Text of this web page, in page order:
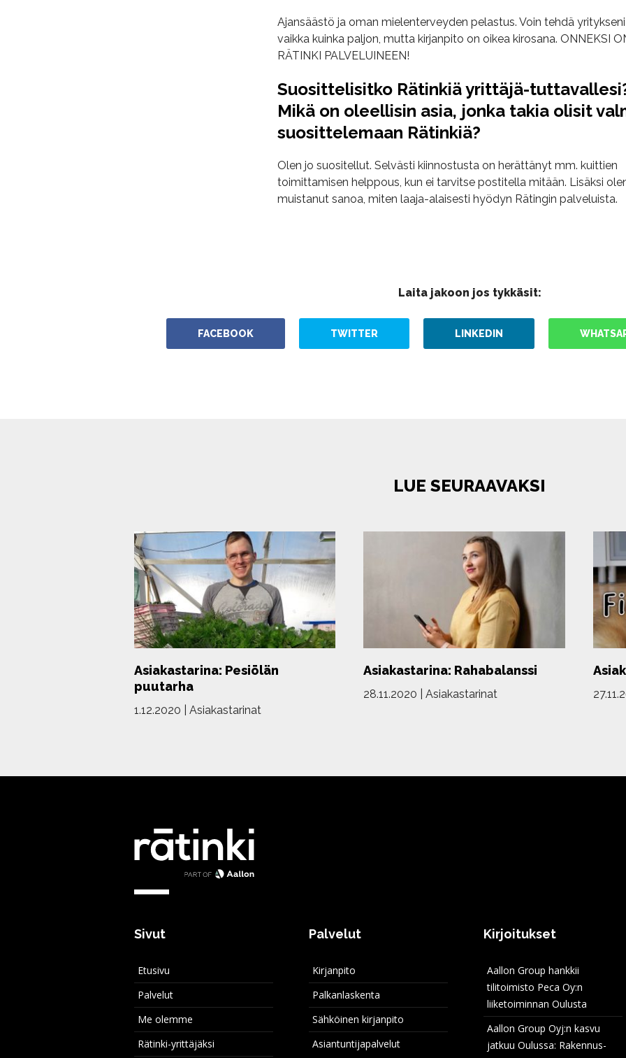
Ajansäästö ja oman mielenterveyden pelastus. Voin tehdä
vaikka kuinka paljon, mutta kirjanpito on oikea kirosana. ONNEKSI
RÄTINKI PALVELUINEEN!
Suosittelisitko Rätinkiä yrittäjä-
Mikä on oleellisin asia, jonka takia olisit
suosittelemaan Rätinkiä?
Olen jo suositellut. Selvästi kiinnostusta on herättänyt mm. kuittien
toimittamisen helppous, kun ei tarvitse postitella mitään. Lisäksi
muistanut sanoa, miten laaja-alaisesti hyödyn Rätingin palveluista.
Laita jakoon jos tykkäsit:
FACEBOOK TWITTER LINKEDIN
LUE SEURAAVAKSI
Asiakastarina: Pesiölän
puutarha
1.12.2020 Asiakastarinat
Asiakastarina: Rahabalanssi
28.11.2020 |Asiakastarinat
Sivut
Etusivu
Palvelut
Me olemme
Rätinki-yrittäjäksi
Palvelut
Kirjanpito
Palkanlaskenta
Sähköinen kirjanpito
Asiantuntijapalvelut
Kirjoitukset
Aallon Group hankkii
tilitoimisto Peca Oy:n
liiketoiminnan Oulusta
Aallon Group Oyj:n kasvu
jatkuu Oulussa: Rakennus-